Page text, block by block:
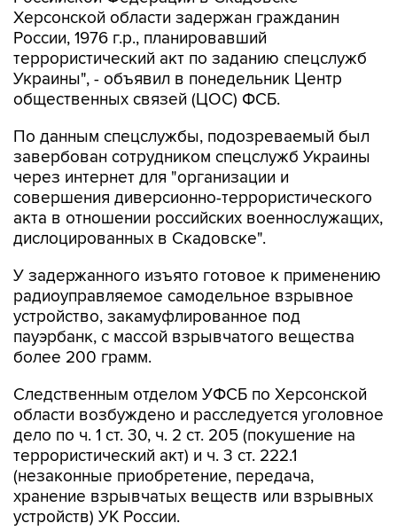
Херсонской области задержан гражданин
России, 1976 г.р., планировавший
террористический акт по заданию спецслужб
Украины", - объявил в понедельник Центр
общественных связей (ЦОС) ФСБ.
По данным спецслужбы, подозреваемый был
завербован сотрудником спецслужб Украины
через интернет для "организации и
совершения диверсионно-террористического
акта в отношении российских военнослужащих,
дислоцированных в Скадовске".
У задержанного изъято готовое к применению
радиоуправляемое самодельное взрывное
устройство, закамуфлированное под
пауэрбанк, с массой взрывчатого вещества
более 200 грамм.
Следственным отделом УФСБ по Херсонской
области возбуждено и расследуется уголовное
дело по ч. 1 ст. 30, ч. 2 ст. 205 (покушение на
террористический акт) и ч. 3 ст. 222.1
(незаконные приобретение, передача,
хранение взрывчатых веществ или взрывных
устройств) УК России.